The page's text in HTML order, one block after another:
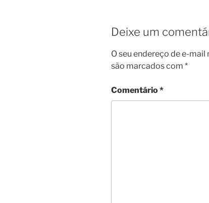
Deixe um
O seu endereço de e-
são marcados com *
Comentário*